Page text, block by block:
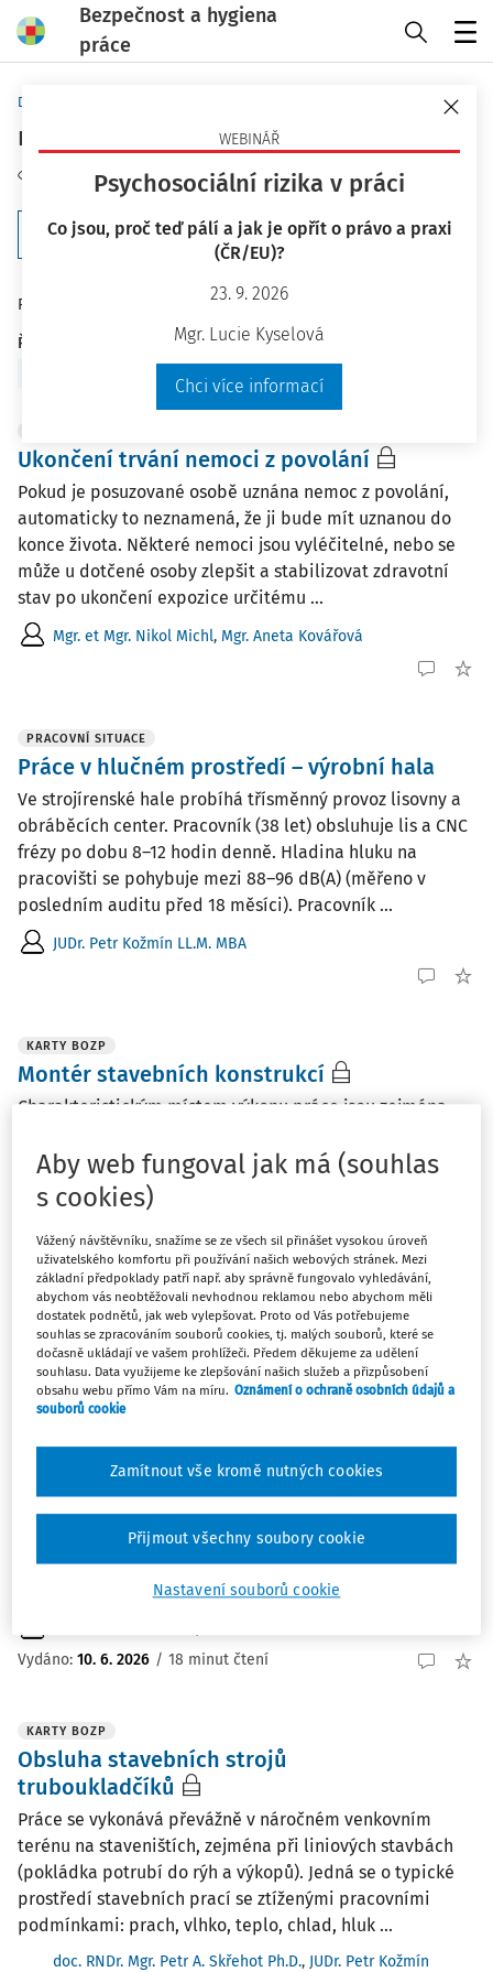
Bezpečnost a hygiena
práce
WEBINÁŘ
Psychosociální rizika v práci
Co jsou, proč teď pálí a jak je opřít o právo a praxi
(ČR/EU)?
23. 9. 2026
Mgr. Lucie Kyselová
Chci více informací
Domů
rizikové faktory
Sledovat téma
Filtr
Počet vyhledaných dokumentů:200
Řadit podle
Ukončení trvání nemoci z povolání
Pokud je posuzované osobě uznána nemoc z povolání,
automaticky to neznamená, že ji bude mít uznanou do
konce života. Některé nemoci jsou vyléčitelné, nebo se
může u dotčené osoby zlepšit a stabilizovat zdravotní
stav po ukončení expozice určitému ...
Mgr. et Mgr. Nikol Michl, Mgr. Aneta Kovářová
PRACOVNÍ SITUACE
Práce v hlučném prostředí – výrobní hala
Ve strojírenské hale probíhá třísměnný provoz lisovny a
obráběcích center. Pracovník (38 let) obsluhuje lis a CNC
frézy po dobu 8–12 hodin denně. Hladina hluku na
pracovišti se pohybuje mezi 88–96 dB(A) (měřeno v
posledním auditu před 18 měsíci). Pracovník ...
JUDr. Petr Kožmín LL.M. MBA
KARTY BOZP
Montér stavebních konstrukcí
Charakteristickým místem výkonu práce jsou zejména
stávajících staveb. Práce může být vykonávána i ve
vnitřních prostorách budov. Činnost je vykonávána často
ve výšce, na lešeních, pracovních plošinách nebo ...
doc. RNDr. Mgr. Petr A. Skřehot Ph.D.,Znalecký ústav
bezpečnosti a ochrany zdraví, z.ú., Ing. Jakub Marek,Bc.
Kateřina Kožíková
Vydáno:18. 6. 2026 / 13 minut čtení
ČLÁNKY
službách
Dne 1. 1. 2026 nabyla účinnosti novela vyhlášky č. 79/2013
Sb. , o pracovnělékařských službách a některých druzích
posudkové péče (dále jen „vyhláška o PLS“), která ve
Sbírce zákonů vyšla dne 7. 11. 2025 pod číslem 449/2025
Sb. Příliš mnoho času na ...
Vydáno: 10. 6. 2026 / 18 minut čtení
KARTY BOZP
Obsluha stavebních strojů
truboukladčíků
Práce se vykonává převážně v náročném venkovním
terénu na staveništích, zejména při liniových stavbách
(pokládka potrubí do rýh a výkopů). Jedná se o typické
prostředí stavebních prací se ztíženými pracovními
podmínkami: prach, vlhko, teplo, chlad, hluk ...
doc. RNDr. Mgr. Petr A. Skřehot Ph.D., JUDr. Petr Kožmín
Aby web fungoval jak má (souhlas
s cookies)
Vážený návštěvníku, snažíme se ze všech sil přinášet vysokou úroveň
uživatelského komfortu při používání našich webových stránek. Mezi
základní předpoklady patří např. aby správně fungovalo vyhledávání,
abychom vás neobtěžovali nevhodnou reklamou nebo abychom měli
dostatek podnětů, jak web vylepšovat. Proto od Vás potřebujeme
souhlas se zpracováním souborů cookies, tj. malých souborů, které se
dočasně ukládají ve vašem prohlížeči. Předem děkujeme za udělení
souhlasu. Data využijeme ke zlepšování našich služeb a přizpůsobení
obsahu webu přímo Vám na míru. Oznámení o ochraně osobních údajů a
souborů cookie
Nastavení souborů cookie
Zamítnout vše kromě nutných cookies
Přijmout všechny soubory cookie